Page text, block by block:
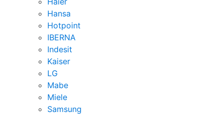
Hansa
Hotpoint
IBERNA
Indesit
Kaiser
LG
Mabe
Miele
Samsung